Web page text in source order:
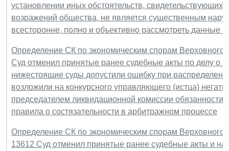
установлении иных обстоятельств, свидетельствующих
возражений общества, не является существенным
всесторонне, полно и объективно рассмотреть данные
Определение СК по экономическим спорам
Суд отменил принятые ранее судебные акты по делу о
нижестоящие суды допустили ошибку при
возложили на конкурсного управляющего (истца)
председателем ликвидационной комиссии
правила о состязательности в арбитражном процессе
Определение СК по экономическим спорам Верховного
13612 Суд отменил принятые ранее судебные акты и